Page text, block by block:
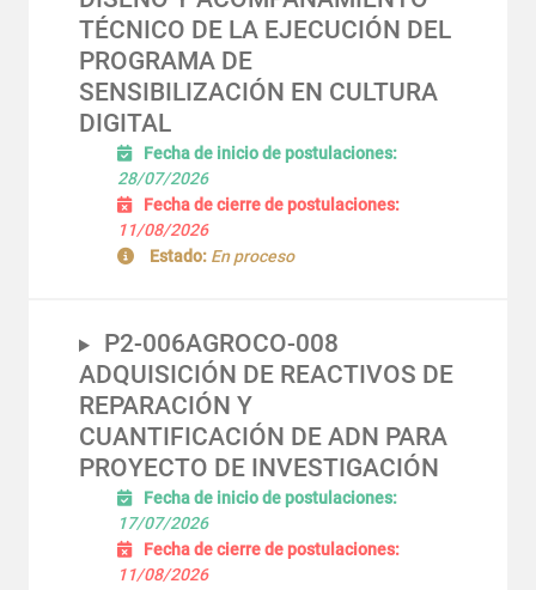
TÉCNICO DE LA EJECUCIÓN DEL
PROGRAMA DE
SENSIBILIZACIÓN EN CULTURA
DIGITAL
Fecha de inicio de postulaciones:
28/07/2026
Fecha de cierre de postulaciones:
11/08/2026
Estado: En proceso
P2-006AGROCO-008
ADQUISICIÓN DE REACTIVOS DE
REPARACIÓN Y
CUANTIFICACIÓN DE ADN PARA
PROYECTO DE INVESTIGACIÓN
Fecha de inicio de postulaciones:
17/07/2026
Fecha de cierre de postulaciones:
11/08/2026